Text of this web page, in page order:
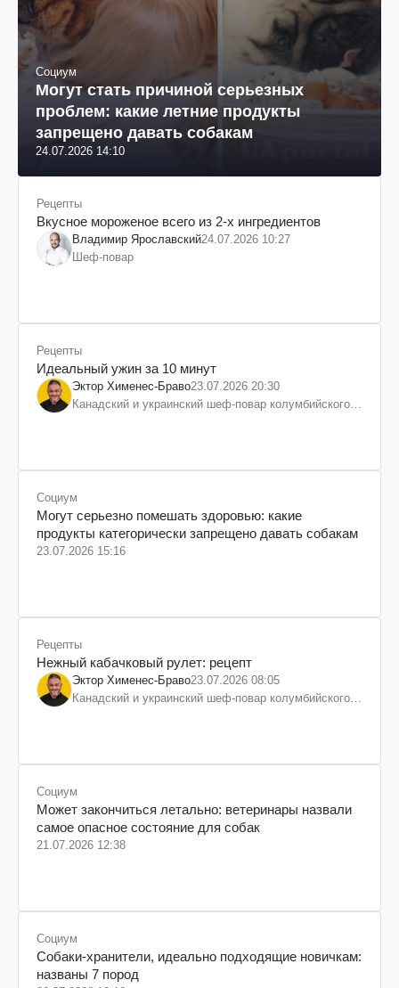
Социум
Могут стать причиной серьезных
проблем: какие летние продукты
запрещено давать собакам
24.07.2026 14:10
Рецепты
Вкусное мороженое всего из 2-х ингредиентов
Владимир Ярославский24.07.2026 10:27
Шеф-повар
Рецепты
Идеальный ужин за 10 минут
Эктор Хименес-Браво23.07.2026 20:30
Канадский и украинский шеф-повар колумбийского
Социум
Могут серьезно помешать здоровью: какие
продукты категорически запрещено давать собакам
23.07.2026 15:16
Рецепты
Нежный кабачковый рулет: рецепт
Эктор Хименес-Браво23.07.2026 08:05
Канадский и украинский шеф-повар колумбийского
Социум
Может закончиться летально: ветеринары назвали
самое опасное состояние для собак
21.07.2026 12:38
Социум
Собаки-хранители, идеально подходящие новичкам:
названы 7 пород